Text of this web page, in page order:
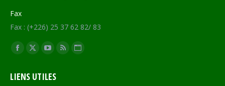
Fax
Fax : (+226) 25 37 62 82/ 83
Trouvez nous sur :
Facebook
opens
X
opens
YouTube
opens
RSS Site
LIENS UTILES